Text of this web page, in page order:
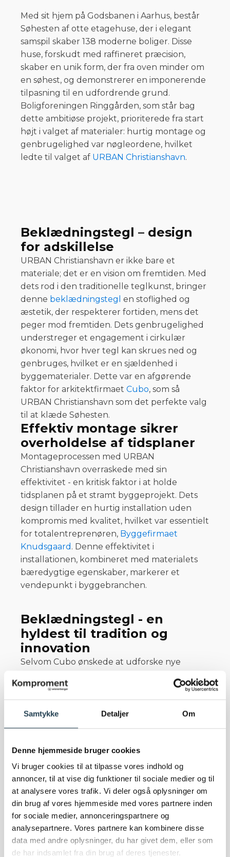
Samtykke Detaljer Om
Denne hjemmeside bruger cookies
Vi bruger cookies til at tilpasse vores indhold og
annoncer, til at vise dig funktioner til sociale medier og til
at analysere vores trafik. Vi deler også oplysninger om
din brug af vores hjemmeside med vores partnere inden
for sociale medier, annonceringspartnere og
analysepartnere. Vores partnere kan kombinere disse
data med andre oplysninger, du har givet dem, eller som
de har indsamlet fra din brug af deres tjenester.
Med sit hjem på Godsbanen i Aarhus, består
Søhesten af otte etagehuse, der i elegant
samspil skaber 138 moderne boliger. Disse
huse, forskudt med raffineret præcision,
skaber en unik form, der fra oven minder om
en søhest, og demonstrerer en imponerende
tilpasning til en udfordrende grund.
Boligforeningen Ringgården, som står bag
dette ambitiøse projekt, prioriterede fra start
højt i valget af materialer: hurtig montage og
genbrugelighed var nøgleordene, hvilket
ledte til valget af URBAN Christianshavn.
Beklædningstegl – design
for adskillelse
URBAN Christianshavn er ikke bare et
materiale; det er en vision om fremtiden. Med
dets rod i den traditionelle teglkunst, bringer
denne beklædningstegl en stoflighed og
æstetik, der respekterer fortiden, mens det
peger mod fremtiden. Dets genbrugelighed
understreger et engagement i cirkulær
økonomi, hvor hver tegl kan skrues ned og
genbruges, hvilket er en sjældenhed i
byggematerialer. Dette var en afgørende
faktor for arkitektfirmaet Cubo, som så
URBAN Christianshavn som det perfekte valg
til at klæde Søhesten.
Effektiv montage sikrer
overholdelse af tidsplaner
Montageprocessen med URBAN
Christianshavn overraskede med sin
effektivitet - en kritisk faktor i at holde
tidsplanen på et stramt byggeprojekt. Dets
design tillader en hurtig installation uden
kompromis med kvalitet, hvilket var essentielt
for totalentreprenøren, Byggefirmaet
Knudsgaard . Denne effektivitet i
installationen, kombineret med materialets
bæredygtige egenskaber, markerer et
vendepunkt i byggebranchen.
Beklædningstegl - en
hyldest til tradition og
innovation
Selvom Cubo ønskede at udforske nye
det afgørende, at valget forblev tro mod
teglets æstetik. URBAN
Christianshavn
beklædningstegl
leverer
netop dette, ved at tilbyde en robust og
naturlighed og bidrager til en dynamisk
patinering over tid.
Den æstetiske appel af URBAN
Christianshavn er umiskendelig. Med en ru og
naturlig overflade, der interagerer med lys og
skygge, skaber det en levende facade, der
tilfører Søhesten en skulpturel skønhed.
Denne tegl, med sin unikke evne til at skabe